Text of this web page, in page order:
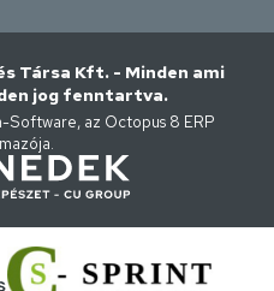
Társa Kft. - Minden ami
jog fenntartva.
Software, az Octopus 8 ERP
.